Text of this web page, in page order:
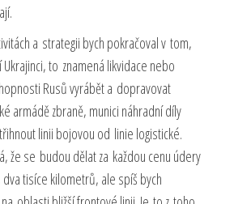
a strategii bych pokračoval v tom,
to znamená likvidace nebo
Rusů vyrábět a dopravovat
armádě zbraně, munici náhradní díly
linii bojovou od linie logistické.
že se budou dělat za každou cenu údery
tisíce kilometrů, ale spíš bych